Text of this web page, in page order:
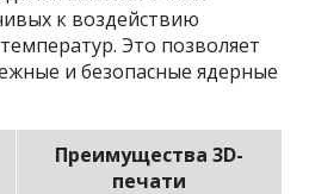
к воздействию
Это позволяет
и безопасные ядерные
Преимущества 3D-
печати